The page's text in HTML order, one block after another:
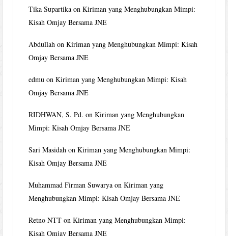
Tika Supartika onKiriman yang Menghubungkan Mimpi:
Kisah Omjay Bersama JNE
Abdullah onKiriman yang Menghubungkan Mimpi: Kisah
Omjay Bersama JNE
edmu onKiriman yang Menghubungkan Mimpi: Kisah
Omjay Bersama JNE
RIDHWAN, S. Pd. onKiriman yang Menghubungkan
Mimpi: Kisah Omjay Bersama JNE
Sari Masidah onKiriman yang Menghubungkan Mimpi:
Kisah Omjay Bersama JNE
Muhammad Firman Suwarya onKiriman yang
Menghubungkan Mimpi: Kisah Omjay Bersama JNE
Retno NTT onKiriman yang Menghubungkan Mimpi:
Kisah Omjay Bersama JNE